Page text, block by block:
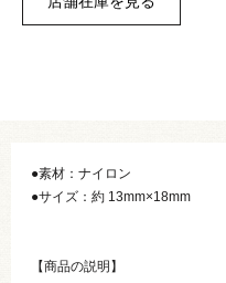
●素材：ナイロン
●サイズ：約 13mm×18mm
【商品の説明】